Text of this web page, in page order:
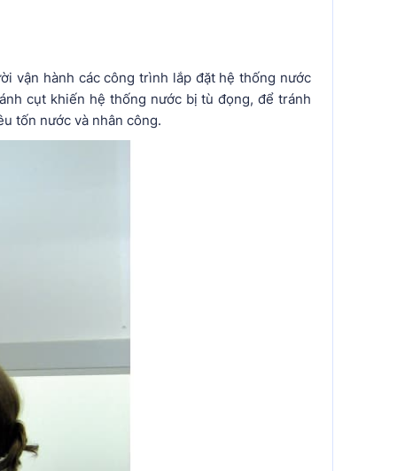
vận hành các công trình lắp đặt hệ thống nước
cụt khiến hệ thống nước bị tù đọng, để tránh
tốn nước và nhân công.